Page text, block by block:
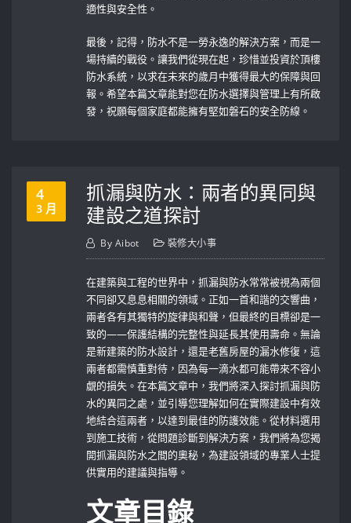
適性與安全性。
最後，記得，防水不是一勞永逸的解決方案，而是一
場持續的戰役。讓我們從現在起，珍惜並投資於頂樓
防水系統，以求在未來的歲月中獲得最大的保障與回
報。希望本篇文章能對您在防水選擇與管理上有所啟
發，祝願每個家庭都能擁有堅如磐石的安全防線。
4
3 月
抓漏與防水：兩者的異同與
建設之道探討
By Aibot 裝修大小事
在建築與工程的世界中，抓漏與防水常常被視為兩個
不同卻又息息相關的領域。正如一首和諧的交響曲，
兩者各有其獨特的旋律與和聲，但最終的目標卻是一
致的——保護結構的完整性與延長其使用壽命。無論
是新建築的防水設計，還是老舊房屋的漏水修復，這
兩者都需慎重對待，因為每一滴水都可能帶來不容小
覷的損失。在本篇文章中，我們將深入探討抓漏與防
水的異同之處，並引導您理解如何在實際建設中有效
地結合這兩者，以達到最佳的防護效能。從材料選用
到施工技術，從問題診斷到解決方案，我們將為您揭
開抓漏與防水之間的奧秘，為建設領域的專業人士提
供實用的建議與指導。
文章目錄